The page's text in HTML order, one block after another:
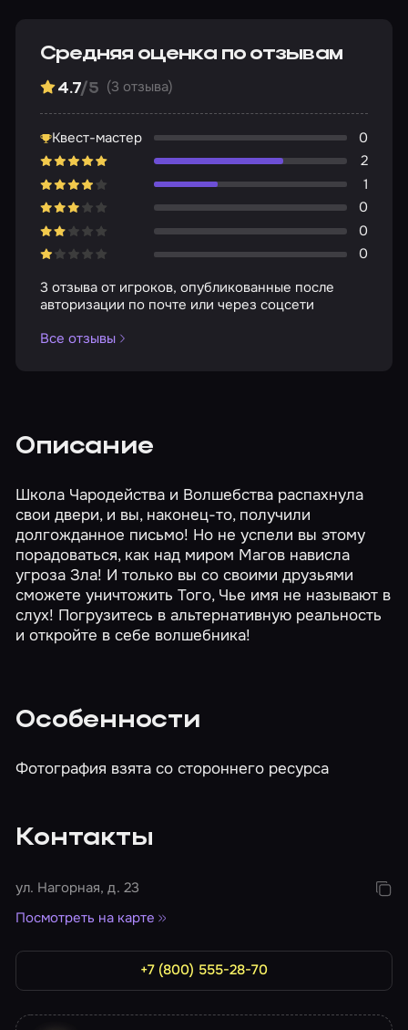
Средняя оценка по отзывам
4.7/5 (3 отзыва)
Квест-мастер
0
2
1
0
0
0
3 отзыва от игроков, опубликованные после
авторизации по почте или через соцсети
Все отзывы
Описание
Школа Чародейства и Волшебства распахнула
свои двери, и вы, наконец-то, получили
долгожданное письмо! Но не успели вы этому
порадоваться, как над миром Магов нависла
угроза Зла! И только вы со своими друзьями
сможете уничтожить Того, Чье имя не называют в
слух! Погрузитесь в альтернативную реальность
и откройте в себе волшебника!
Особенности
Фотография взята со стороннего ресурса
Контакты
ул. Нагорная, д. 23
Посмотреть на карте
+7 (800) 555-28-70